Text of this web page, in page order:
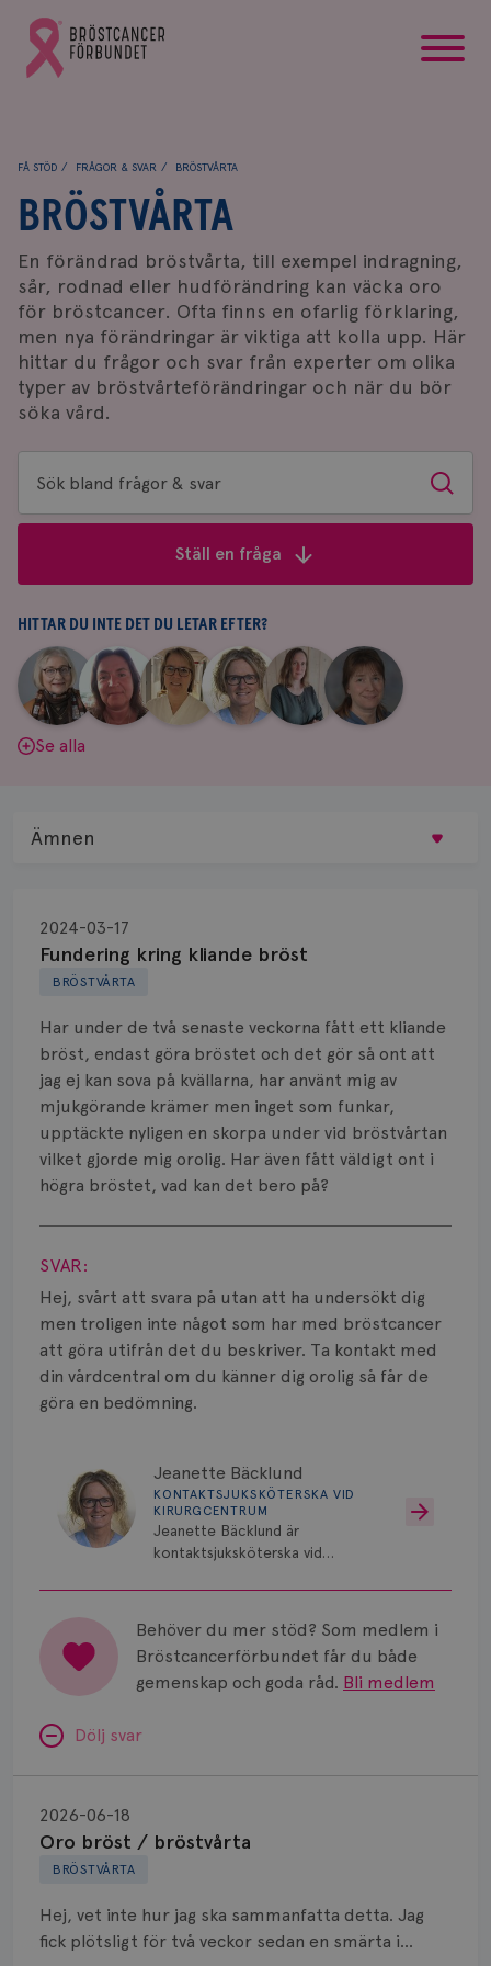
Gå
till
Bröstcancerförbundets
FÅ STÖD FRÅGOR & SVAR BRÖSTVÅRTA
BRÖSTVÅRTA
En förändrad bröstvårta, till exempel indragning,
sår, rodnad eller hudförändring kan väcka oro
för bröstcancer. Ofta finns en ofarlig förklaring,
men nya förändringar är viktiga att kolla upp. Här
hittar du frågor och svar från experter om olika
typer av bröstvårteförändringar och när du bör
söka vård.
Sök
bland
&
svar
Sök
Ställ en fråga
HITTAR DU INTE DET DU LETAR EFTER?
Aina
Johnsson
|
Anne
Andersson
Fredrika
Killander
|
Jeanette
Bäcklund
|
Maria
Edegran
|
Yvette
Andersson
Se alla
BRÖSTVÅRTA
Fundering kring kliande bröst
2024-03-17
Har under de två senaste veckorna fått ett kliande
bröst, endast göra bröstet och det gör så ont att
jag ej kan sova på kvällarna, har använt mig av
mjukgörande krämer men inget som funkar,
upptäckte nyligen en skorpa under vid bröstvårtan
vilket gjorde mig orolig. Har även fått väldigt ont i
högra bröstet, vad kan det bero på?
Visa svar
SVAR:
Hej, svårt att svara på utan att ha undersökt dig
men troligen inte något som har med bröstcancer
att göra utifrån det du beskriver. Ta kontakt med
din vårdcentral om du känner dig orolig så får de
göra en bedömning.
Jeanette Bäcklund
KONTAKTSJUKSKÖTERSKA VID
KIRURGCENTRUM
Jeanette Bäcklund är
kontaktsjuksköterska vid
Universitetssjukhus i Umeå.
Behöver du mer stöd? Som medlem i
Bröstcancerförbundet får du både
gemenskap och goda råd. Bli medlem
Dölj svar
BRÖSTVÅRTA
Oro bröst / bröstvårta
2026-06-18
Hej, vet inte hur jag ska sammanfatta detta. Jag
fick plötsligt för två veckor sedan en smärta i
bröst
bröstvårta
Ämnen
Biopsi
Biverkningar
Bröstvårta
Knöl
Läkemedel
Typ av bröstcancer
Smärta
Risker
Spridd bröstcancer
Vätska